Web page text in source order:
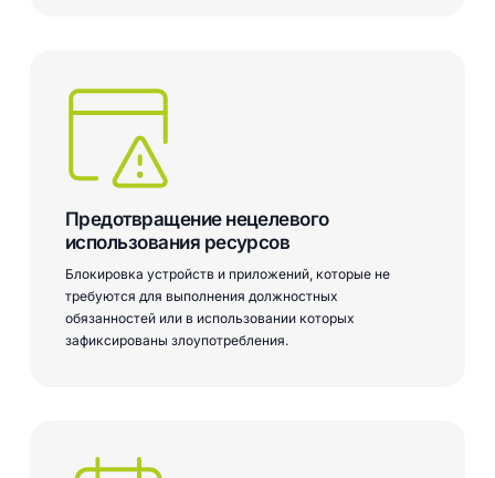
Предотвращение нецелевого
использования ресурсов
Блокировка устройств и приложений, которые не
требуются для выполнения должностных
обязанностей или в использовании которых
зафиксированы злоупотребления.